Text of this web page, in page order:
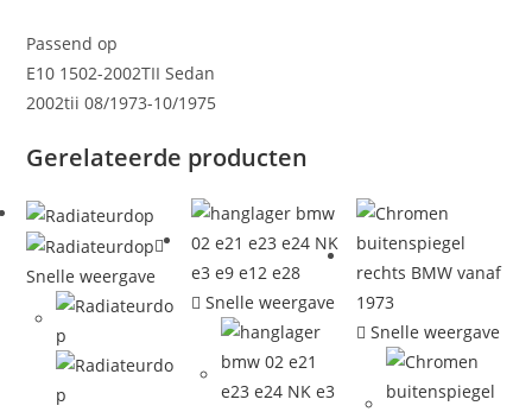
Passend op
E10 1502-2002TII Sedan
2002tii 08/1973-10/1975
Gerelateerde producten
Snelle weergave
Snelle weergave
Snelle weergave